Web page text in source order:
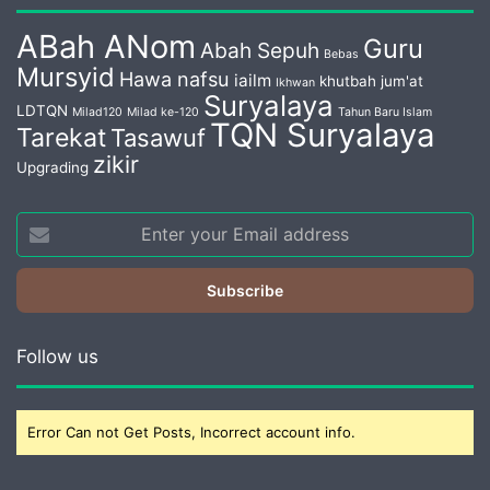
ABah ANom Abah Sepuh Bebas Guru
Mursyid Hawa nafsu iailm Ikhwan khutbah jum'at
LDTQN Milad120 Milad ke-120 Suryalaya Tahun Baru Islam
TarekatTasawufTQN Suryalaya
Upgrading zikir
Enter
your
Email
Follow us
Error Can not Get Posts, Incorrect account info.